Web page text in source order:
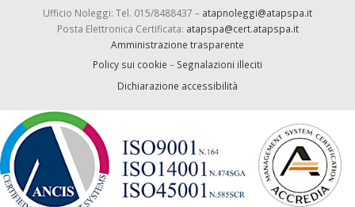
Ufficio Noleggi: Tel. 015/8488437 – atapnoleggi@atapspa.it
Posta Elettronica Certificata: atapspa@cert.atapspa.it
Amministrazione trasparente
Policy sui cookie – Segnalazioni illeciti
Dichiarazione accessibilità